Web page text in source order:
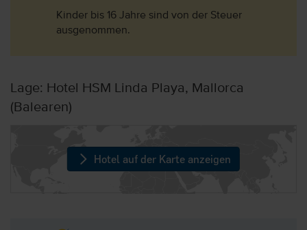
Kinder bis 16 Jahre sind von der Steuer
ausgenommen.
Lage: Hotel HSM Linda Playa, Mallorca
(Balearen)
Hotel auf der Karte anzeigen